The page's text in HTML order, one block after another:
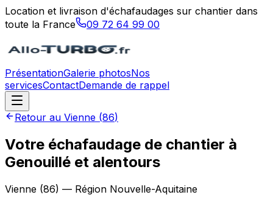
Location et livraison d'échafaudages sur chantier dans
toute la France
09 72 64 99 00
PrésentationGalerie photosNos
servicesContactDemande de rappel
Retour au Vienne (86)
Votre échafaudage de chantier à
Genouillé et alentours
Vienne (86) — Région Nouvelle-Aquitaine